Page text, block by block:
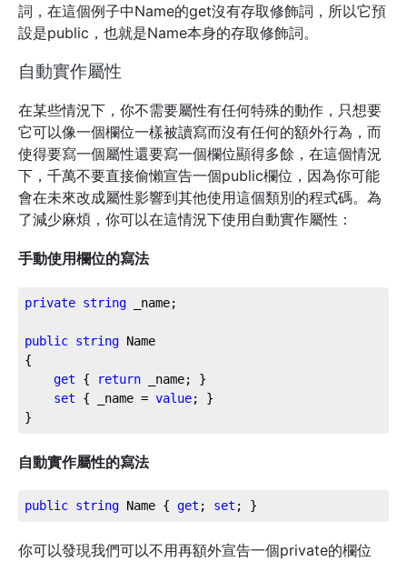
詞，在這個例子中Name的get沒有存取修飾詞，所以它預
設是public，也就是Name本身的存取修飾詞。
自動實作屬性
在某些情況下，你不需要屬性有任何特殊的動作，只想要
它可以像一個欄位一樣被讀寫而沒有任何的額外行為，而
使得要寫一個屬性還要寫一個欄位顯得多餘，在這個情況
下，千萬不要直接偷懶宣告一個public欄位，因為你可能
會在未來改成屬性影響到其他使用這個類別的程式碼。為
了減少麻煩，你可以在這情況下使用自動實作屬性：
手動使用欄位的寫法
private string _name;
public string Name
{
get { return _name; }
set { _name = value; }
}
自動實作屬性的寫法
public string Name { get ; set ; }
你可以發現我們可以不用再額外宣告一個private的欄位